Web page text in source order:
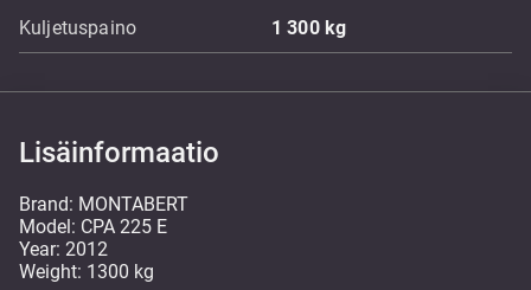
Kuljetuspaino 1 300 kg
Lisäinformaatio
Brand: MONTABERT
Model: CPA 225 E
Year: 2012
Weight: 1300 kg